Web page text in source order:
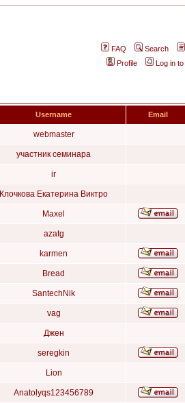
FAQ
Search
Profile
Log in
Username Email
webmaster
участник семинара
ir
Клочкова Екатерина Виктро
Maxel
azatg
karmen
Bread
SantechNik
vag
Джен
seregkin
Lion
Anatolyqs123456789